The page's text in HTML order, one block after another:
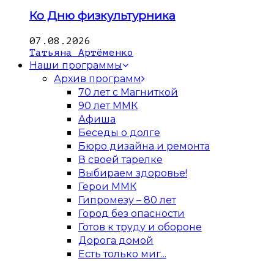
Ко Дню физкультурника
07.08.2026
Татьяна Артёменко
Наши программы
Архив программ
70 лет с Магниткой
90 лет ММК
Афиша
Беседы о долге
Бюро дизайна и ремонта
В своей тарелке
Выбираем здоровье!
Герои ММК
Гипромезу – 80 лет
Город без опасности
Готов к труду и обороне
Дорога домой
Есть только миг...